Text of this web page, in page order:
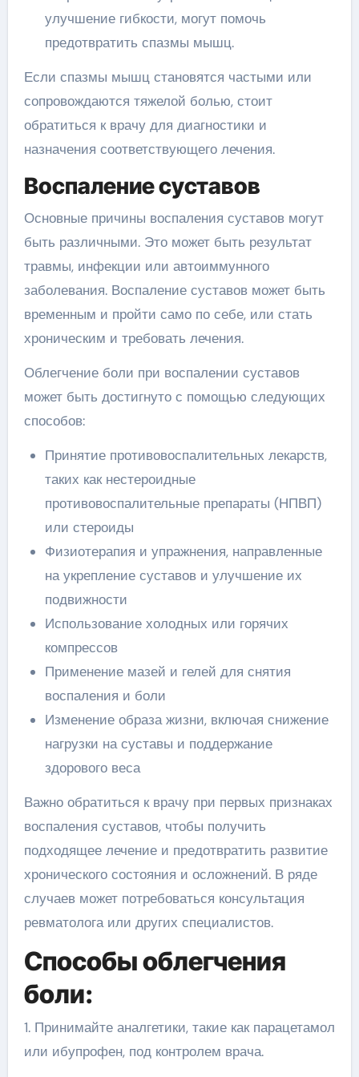
улучшение гибкости, могут помочь
предотвратить спазмы мышц.
Если спазмы мышц становятся частыми или
сопровождаются тяжелой болью, стоит
обратиться к врачу для диагностики и
назначения соответствующего лечения.
Воспаление суставов
Основные причины воспаления суставов могут
быть различными. Это может быть результат
травмы, инфекции или автоиммунного
заболевания. Воспаление суставов может быть
временным и пройти само по себе, или стать
хроническим и требовать лечения.
Облегчение боли при воспалении суставов
может быть достигнуто с помощью следующих
способов:
Принятие противовоспалительных лекарств,
таких как нестероидные
противовоспалительные препараты (НПВП)
или стероиды
Физиотерапия и упражнения, направленные
на укрепление суставов и улучшение их
подвижности
Использование холодных или горячих
компрессов
Применение мазей и гелей для снятия
воспаления и боли
Изменение образа жизни, включая снижение
нагрузки на суставы и поддержание
здорового веса
Важно обратиться к врачу при первых признаках
воспаления суставов, чтобы получить
подходящее лечение и предотвратить развитие
хронического состояния и осложнений. В ряде
случаев может потребоваться консультация
ревматолога или других специалистов.
Способы облегчения
боли:
1. Принимайте аналгетики, такие как парацетамол
или ибупрофен, под контролем врача.